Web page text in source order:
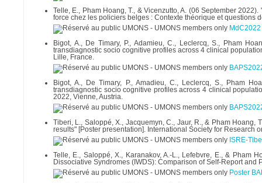
Telle, E., Pham Hoang, T., & Vicenzutto, A. (06 September
force chez les policiers belges : Contexte théorique et questions
Bigot, A., De Timary, P., Adamieu, C., Leclercq, S., Pham
transdiagnostic socio cognitive profiles across 4 clinical
Lille, France.
Bigot, A., De Timary, P., Amadieu, C., Leclercq, S., Pham
transdiagnostic socio cognitive profiles across 4 clinical
2022, Vienne, Austria.
Tiberi, L., Saloppé, X., Jacquemyn, C., Jaur, R., & Pham
results" [Poster presentation]. International Society for Research
ISRE-
Telle, E., Saloppé, X., Karanakov, A.-L., Lefebvre, E., & Pham
Dissociative Syndromes (IWDS): Comparison of Self-Report
Poster